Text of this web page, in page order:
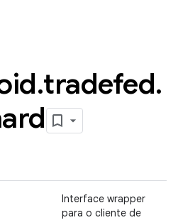
.tradefed.
Interface wrapper
para o cliente de